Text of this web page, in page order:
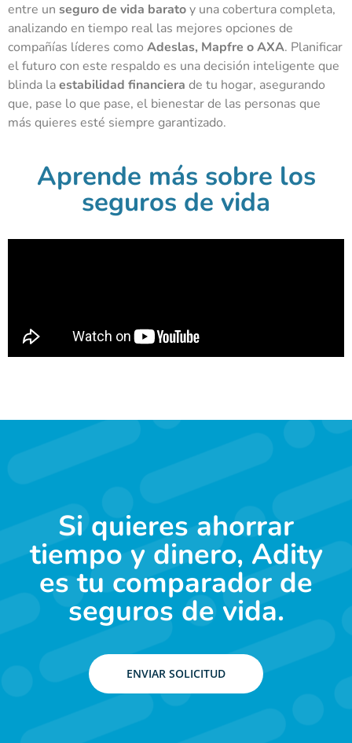
entre un seguro de vida baratoy una cobertura completa,
analizando en tiempo real las mejores opciones de
compañías líderes como Adeslas, Mapfre o AXA. Planificar
el futuro con este respaldo es una decisión inteligente que
blinda laestabilidad financiera de tu hogar, asegurando
que, pase lo que pase, el bienestar de las personas que
más quieres esté siempre garantizado.
Aprende más sobre los
seguros de vida
Si quieres ahorrar
tiempo y dinero, Adity
es tu comparador de
seguros de vida.
ENVIAR SOLICITUD